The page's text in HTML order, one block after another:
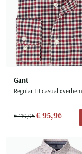
Gant
€ 119,95€ 95,96